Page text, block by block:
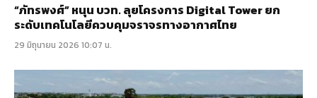
“ภัทรพงศ์” หนุน บวท. ลุยโครงการ Digital Tower ยก
ระดับเทคโนโลยีควบคุมจราจรทางอากาศไทย
29 มิถุนายน 2026 10:07 น.